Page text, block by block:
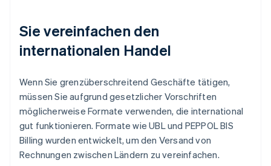
Sie vereinfachen den
internationalen Handel
Wenn Sie grenzüberschreitend Geschäfte tätigen,
müssen Sie aufgrund gesetzlicher Vorschriften
möglicherweise Formate verwenden, die international
gut funktionieren. Formate wie UBL und PEPPOL BIS
Billing wurden entwickelt, um den Versand von
Rechnungen zwischen Ländern zu vereinfachen.